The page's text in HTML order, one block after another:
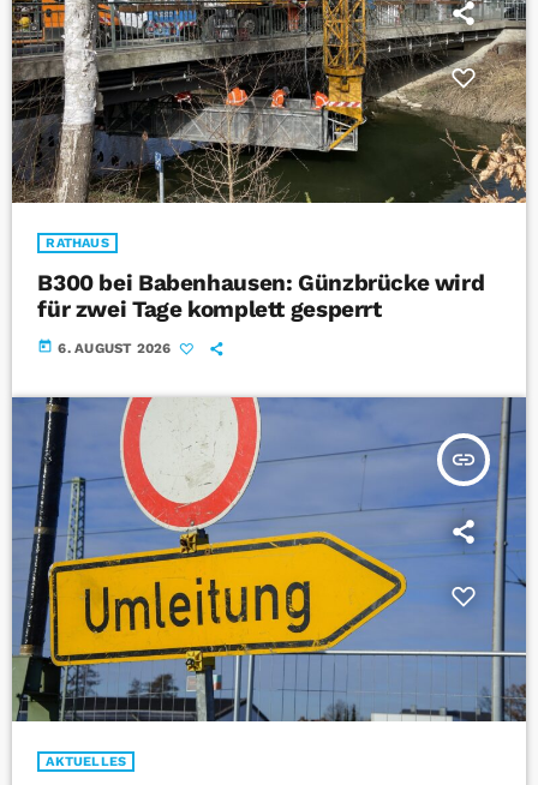
RATHAUS
B300 bei Babenhausen: Günzbrücke wird
für zwei Tage komplett gesperrt
today 6. AUGUST 2026
insert_link
AKTUELLES